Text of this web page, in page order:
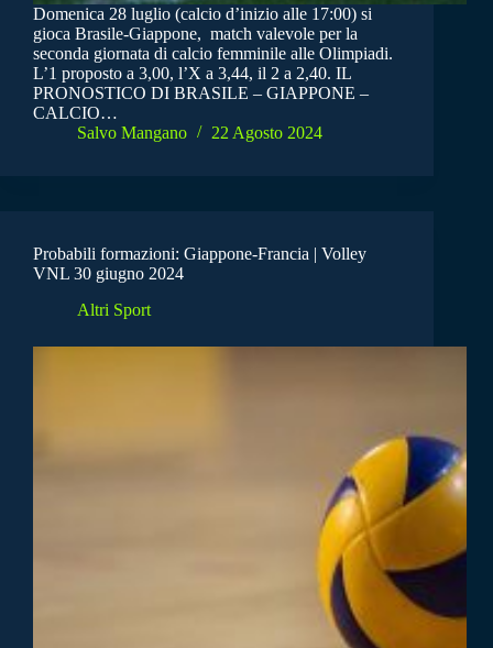
Domenica 28 luglio (calcio d’inizio alle 17:00) si
gioca Brasile-Giappone, match valevole per la
seconda giornata di calcio femminile alle Olimpiadi.
L’1 proposto a 3,00, l’X a 3,44, il 2 a 2,40. IL
PRONOSTICO DI BRASILE – GIAPPONE –
CALCIO…
Salvo Mangano
22 Agosto 2024
Probabili formazioni: Giappone-Francia | Volley
VNL 30 giugno 2024
Altri Sport